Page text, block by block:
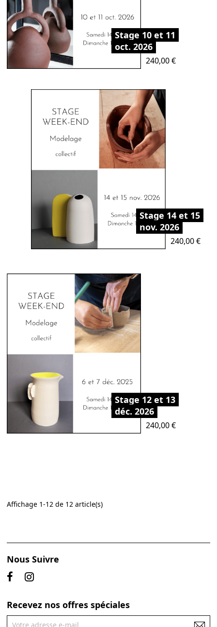
Stage 10 et 11
oct. 2026
Prix
240,00 €
Stage 14 et 15
nov. 2026
Prix
240,00 €
Stage 12 et 13
déc. 2026
Prix
240,00 €
Affichage 1-12 de 12 article(s)
Nous Suivre
Recevez nos offres spéciales